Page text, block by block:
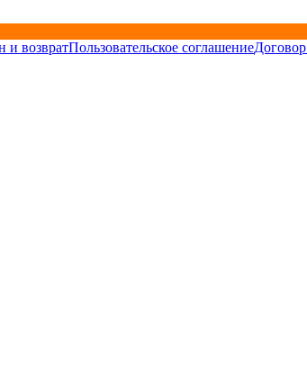
и возвратПользовательское соглашение